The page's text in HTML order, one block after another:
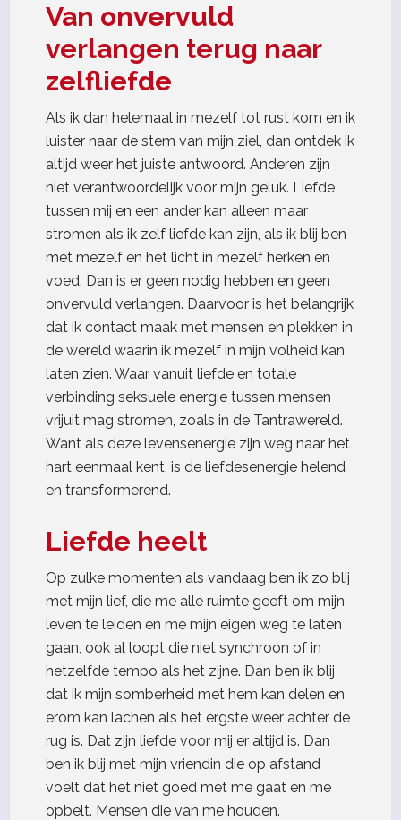
Van onvervuld
verlangen terug naar
zelfliefde
Als ik dan helemaal in mezelf tot rust kom en ik
luister naar de stem van mijn ziel, dan ontdek ik
altijd weer het juiste antwoord. Anderen zijn
niet verantwoordelijk voor mijn geluk. Liefde
tussen mij en een ander kan alleen maar
stromen als ik zelf liefde kan zijn, als ik blij ben
met mezelf en het licht in mezelf herken en
voed. Dan is er geen nodig hebben en geen
onvervuld verlangen. Daarvoor is het belangrijk
dat ik contact maak met mensen en plekken in
de wereld waarin ik mezelf in mijn volheid kan
laten zien. Waar vanuit liefde en totale
verbinding seksuele energie tussen mensen
vrijuit mag stromen, zoals in de Tantrawereld.
Want als deze levensenergie zijn weg naar het
hart eenmaal kent, is de liefdesenergie helend
en transformerend.
Liefde heelt
Op zulke momenten als vandaag ben ik zo blij
met mijn lief, die me alle ruimte geeft om mijn
leven te leiden en me mijn eigen weg te laten
gaan, ook al loopt die niet synchroon of in
hetzelfde tempo als het zijne. Dan ben ik blij
dat ik mijn somberheid met hem kan delen en
erom kan lachen als het ergste weer achter de
rug is. Dat zijn liefde voor mij er altijd is. Dan
ben ik blij met mijn vriendin die op afstand
voelt dat het niet goed met me gaat en me
opbelt. Mensen die van me houden.